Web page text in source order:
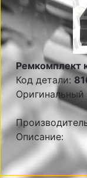
Ремкомплект
Код детали:
Описание: